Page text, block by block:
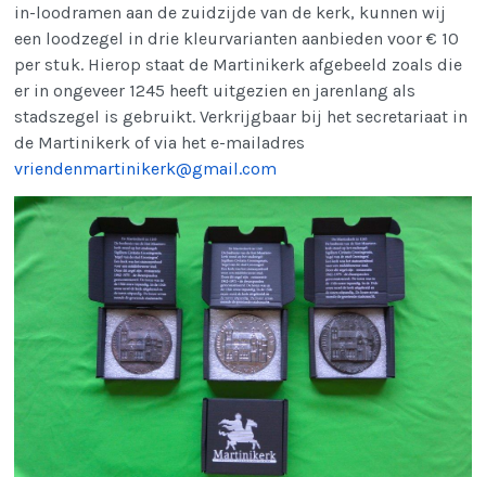
in-loodramen aan de zuidzijde van de kerk, kunnen wij
een loodzegel in drie kleurvarianten aanbieden voor € 10
per stuk. Hierop staat de Martinikerk afgebeeld zoals die
er in ongeveer 1245 heeft uitgezien en jarenlang als
stadszegel is gebruikt. Verkrijgbaar bij het secretariaat in
de Martinikerk of via het e-mailadres
vriendenmartinikerk@gmail.com